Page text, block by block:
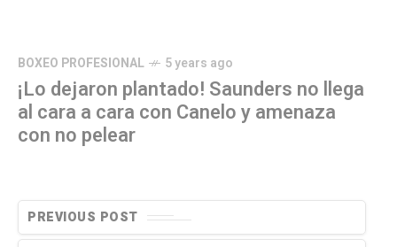
BOXEO PROFESIONAL 5 years ago
¡Lo dejaron plantado! Saunders no llega
al cara a cara con Canelo y amenaza
con no pelear
PREVIOUS POST